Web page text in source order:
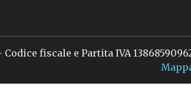
fiscale e Partita IVA